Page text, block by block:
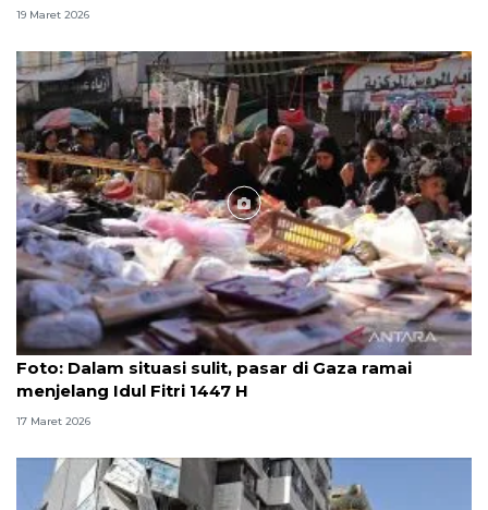
19 Maret 2026
Foto
Foto: Dalam situasi sulit, pasar di Gaza ramai
menjelang Idul Fitri 1447 H
17 Maret 2026